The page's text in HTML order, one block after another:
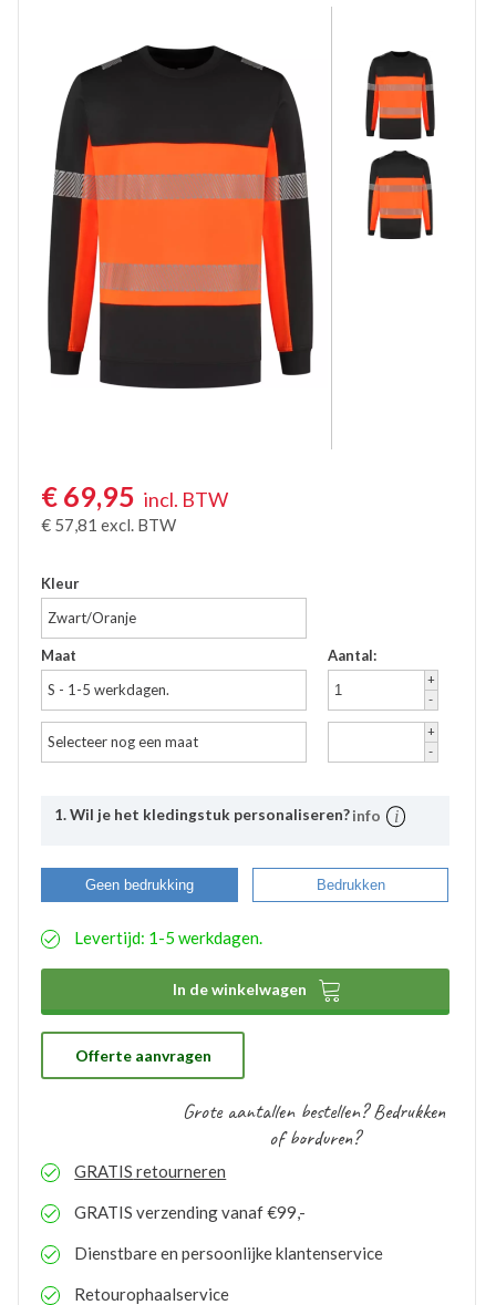
Veiligheidstruien
Polosweaters
Commandotrui
Schipperstrui
Schilderstruien
Fleece trui
Werktruien met colkraag
Kindertruien
€ 69,95 incl. BTW
€ 57,81 excl. BTW
Kleur
Zwart/Oranje
Maat
S - 1-5 werkdagen.
Aantal:
+
-
Selecteer nog een maat
+
-
1. Wil je het kledingstuk personaliseren?info
Bij Bevazet kunt u uw bedrijfskleding ook laten
bedrukken. Middels onderstaande stappen kunt u
aangemaakte bedrukkingsprofielen worden
hoeft u bij eventuele nabestellingen niet nogmaals het
proces te doorlopen. De bestelde logo’s kunnen door
ons gratis op voorraad gehouden worden. Bij eventuele
nabestellingen is uw voorraad bekend en kunt u de
logo’s toepassen op elk gewenste artikel.
Geen bedrukking Bedrukken
Levertijd: 1-5 werkdagen.
In de winkelwagen 
Offerte aanvragen
Grote aantallen bestellen? Bedrukken
of borduren?
GRATIS retourneren
GRATIS verzending vanaf €99,-
Dienstbare en persoonlijke klantenservice
Retourophaalservice